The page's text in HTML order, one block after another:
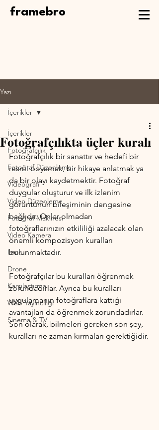
framebro
Yazı
İçerikler
Fotoğrafçılık
Fotoğraf Düzenleme
Videografi
Video Düzenleme
Fotoğraf Makinesi
Video Kamera
Lens
Drone
Karşılaştırma
Web Yayıncılığı
Sinema & TV
İçerikler
Fotoğrafçılıkta üçler kuralı
Fotoğrafçılık bir sanattır ve hedefi bir
resmi boyamak, bir hikaye anlatmak ya
da bir olayı kaydetmektir. Fotoğraf
duygular oluşturur ve ilk izlenim
görüntünün bileşiminin dengesine
bağlıdır. Onlar olmadan
fotoğraflarınızın etkililiği azalacak olan
önemli kompozisyon kuralları
bulunmaktadır.
Fotoğrafçılar bu kuralları öğrenmek
zorundadırlar. Ayrıca bu kuralları
uygulamanın fotoğraflara kattığı
avantajları da öğrenmek zorundadırlar.
Son olarak, bilmeleri gereken son şey,
kuralları ne zaman kırmaları gerektiğidir.